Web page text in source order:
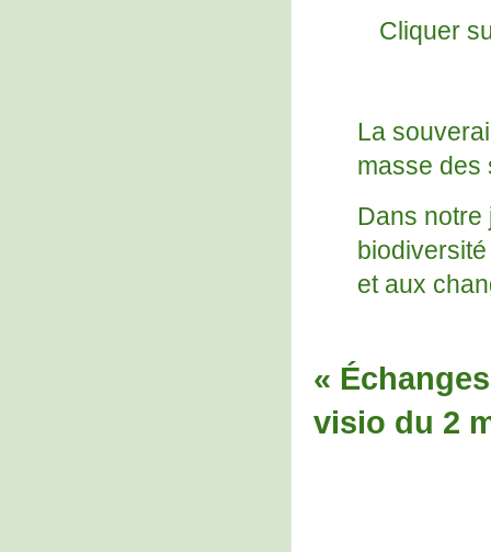
Cliquer
La
masse des
Dans notre
et aux
«
visio du 2